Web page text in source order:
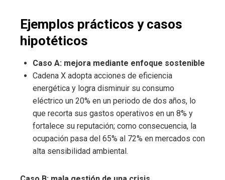
Ejemplos prácticos y casos
hipotéticos
Caso A: mejora mediante enfoque sostenible
Cadena X adopta acciones de eficiencia
energética y logra disminuir su consumo
eléctrico un 20% en un periodo de dos años, lo
que recorta sus gastos operativos en un 8% y
fortalece su reputación; como consecuencia, la
ocupación pasa del 65% al 72% en mercados con
alta sensibilidad ambiental.